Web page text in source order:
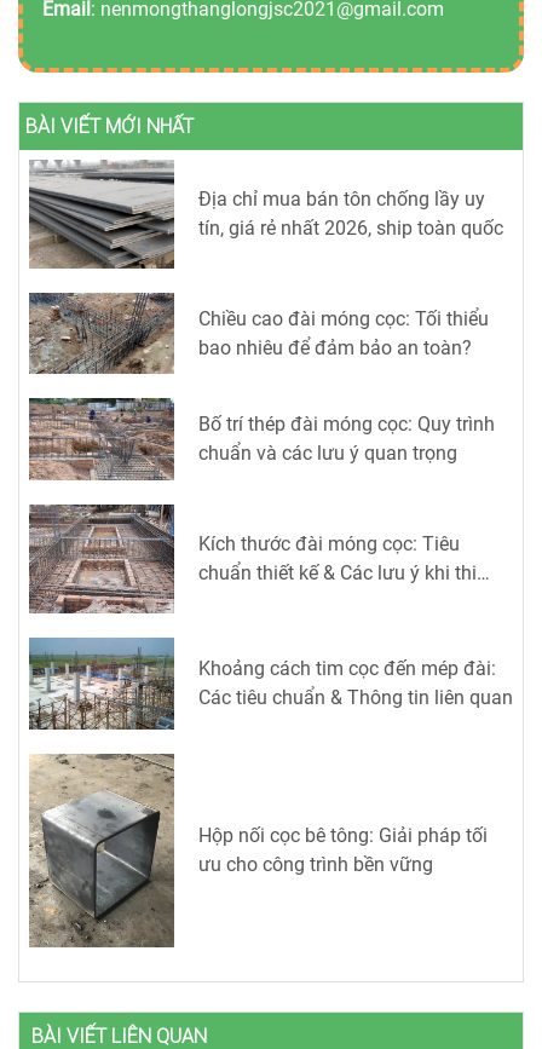
Email: nenmongthanglongjsc2021@gmail.com
BÀI VIẾT MỚI NHẤT
Địa chỉ mua bán tôn chống lầy uy
tín, giá rẻ nhất 2026, ship toàn quốc
Chiều cao đài móng cọc: Tối thiểu
bao nhiêu để đảm bảo an toàn?
Bố trí thép đài móng cọc: Quy trình
chuẩn và các lưu ý quan trọng
Kích thước đài móng cọc: Tiêu
chuẩn thiết kế & Các lưu ý khi thi
Khoảng cách tim cọc đến mép đài:
Các tiêu chuẩn & Thông tin liên quan
Hộp nối cọc bê tông: Giải pháp tối
ưu cho công trình bền vững
BÀI VIẾT LIÊN QUAN